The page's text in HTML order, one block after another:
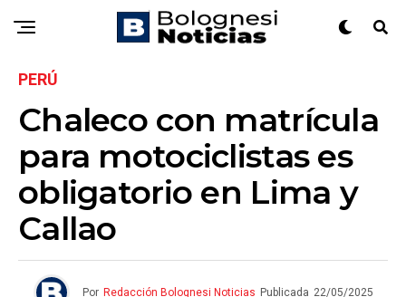
PERÚ
Chaleco con matrícula
para motociclistas es
obligatorio en Lima y
Callao
Por Redacción Bolognesi Noticias Publicada 22/05/2025